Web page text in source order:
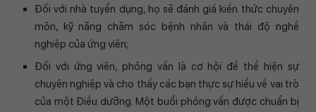
Đối với nhà tuyển dụng, họ sẽ đánh giá kiến thức chuyên
môn, kỹ năng chăm sóc bệnh nhân và thái độ nghề
nghiệp của ứng viên;
Đối với ứng viên, phỏng vấn là cơ hội để thể hiện sự
chuyên nghiệp và cho thấy các bạn thực sự hiểu về vai trò
của một Điều dưỡng. Một buổi phỏng vấn được chuẩn bị